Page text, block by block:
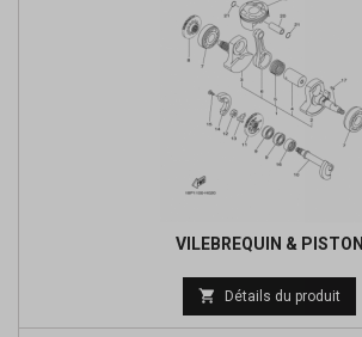
VILEBREQUIN & PISTON
Prix
de
 Détails du produit